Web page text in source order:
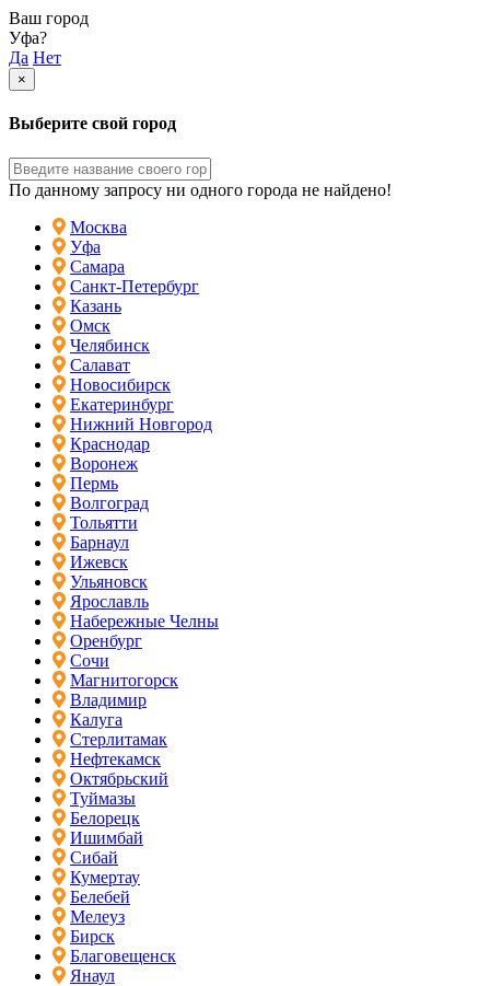
Ваш город
Уфа?
Да Нет
×
Выберите свой город
По данному запросу ни одного города не найдено!
Москва
Уфа
Самара
Санкт-Петербург
Казань
Омск
Челябинск
Салават
Новосибирск
Екатеринбург
Нижний Новгород
Краснодар
Воронеж
Пермь
Волгоград
Тольятти
Барнаул
Ижевск
Ульяновск
Ярославль
Набережные Челны
Оренбург
Сочи
Магнитогорск
Владимир
Калуга
Стерлитамак
Нефтекамск
Октябрьский
Туймазы
Белорецк
Ишимбай
Сибай
Кумертау
Белебей
Мелеуз
Бирск
Благовещенск
Янаул